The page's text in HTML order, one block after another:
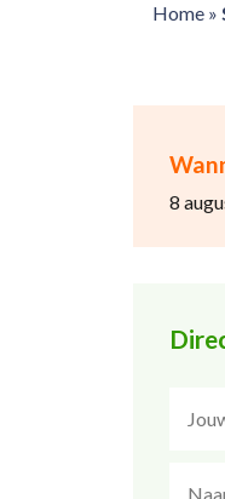
Home»
8